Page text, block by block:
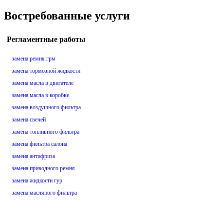
Востребованные услуги
Регламентные работы
замена ремня грм
замена тормозной жидкости
замена масла в двигателе
замена масла в коробке
замена воздушного фильтра
замена свечей
замена топливного фильтра
замена фильтра салона
замена антифриза
замена приводного ремня
замена жидкости гур
замена масляного фильтра